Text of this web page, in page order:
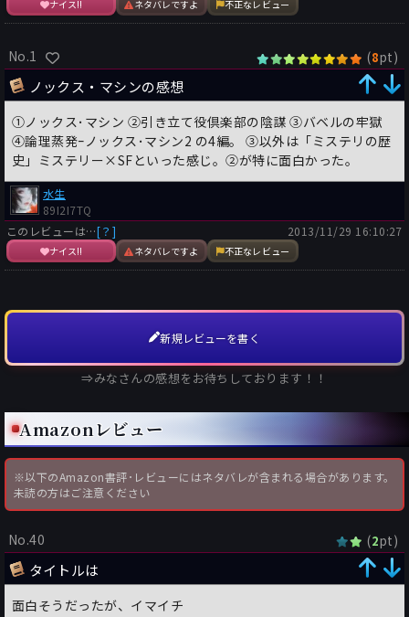
ナイス!! ネタバレですよ 不正なレビュー
No.1 (8pt)
ノックス・マシンの感想
①ノックス･マシン ②引き立て役倶楽部の陰謀 ③バベルの牢獄
④論理蒸発ｰノックス･マシン2 の4編。 ③以外は「ミステリの歴
史」ミステリー×SFといった感じ。②が特に面白かった。
水生
89I2I7TQ
このレビューは…[？]
ナイス!! ネタバレですよ 不正なレビュー
2013/11/29 16:10:27
新規レビューを書く
⇒みなさんの感想をお待ちしております！！
Amazonレビュー
※以下のAmazon書評･レビューにはネタバレが含まれる場合があります。
未読の方はご注意ください
No.40 (2pt)
タイトルは
面白そうだったが、イマイチ